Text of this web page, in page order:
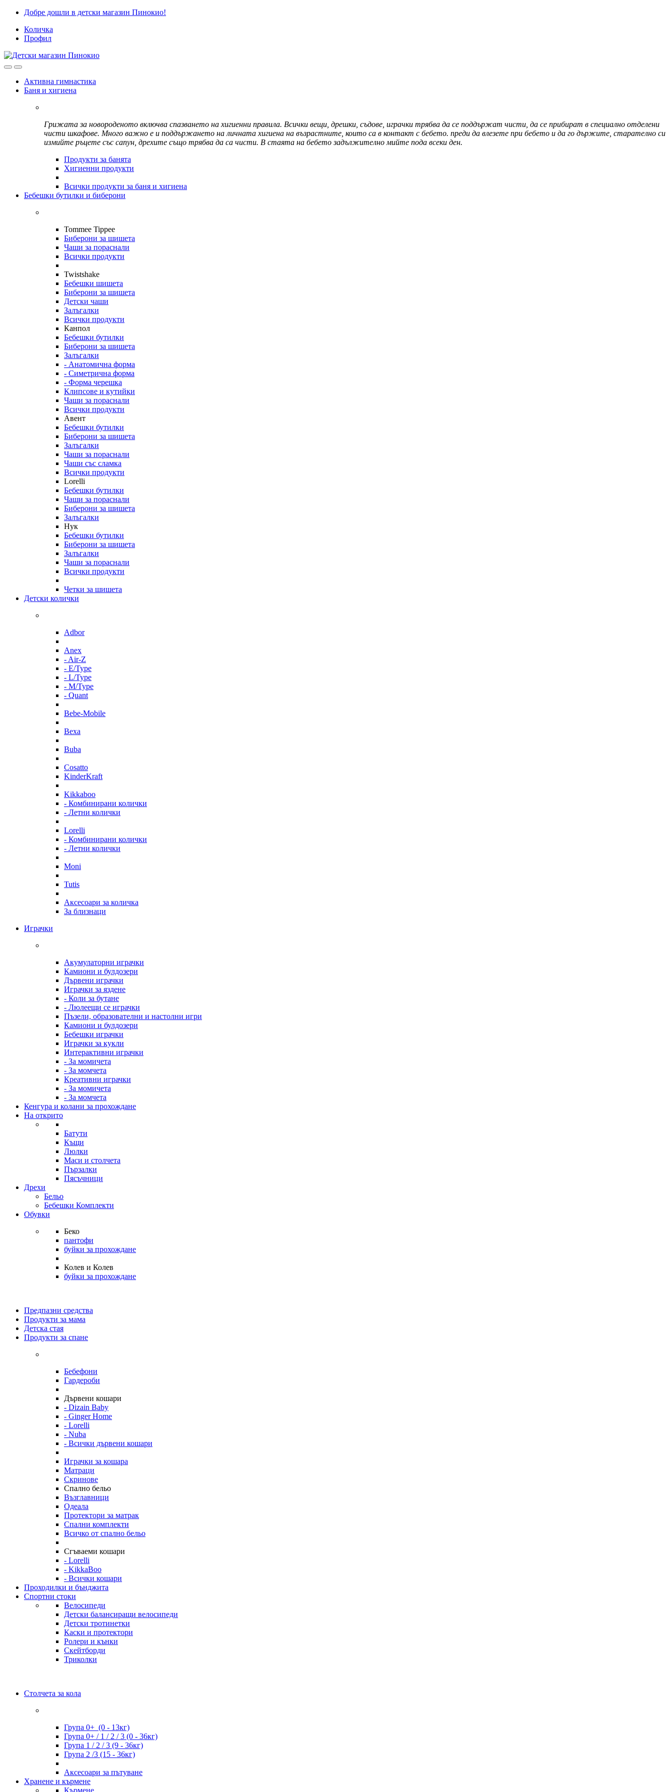
Skip
navigation
Skip
content
Добре дошли в детски магазин Пинокио!
Количка
Профил
Активна гимнастика
Баня и хигиена
Грижата за новороденото включва спазването на хигиенни правила. Всички вещи, дрешки, съдове, играчки трябва да се поддържат чисти, да се прибират в специално отделени
чисти шкафове. Много важно е и поддържането на личната хигиена на възрастните, които са в контакт с бебето. преди да влезете при бебето и да го държите, старателно си
измийте ръцете със сапун, дрехите също трябва да са чисти. В стаята на бебето задължително мийте пода всеки ден.
Продукти за банята
Хигиенни продукти
Всички продукти за баня и хигиена
Бебешки бутилки и биберони
Tommee Tippee
Биберони за шишета
Чаши за пораснали
Всички продукти
Twistshake
Бебешки шишета
Биберони за шишета
Детски чаши
Залъгалки
Всички продукти
Канпол
Бебешки бутилки
Биберони за шишета
Залъгалки
- Анатомична форма
- Симетрична форма
- Форма черешка
Клипсове и кутийки
Чаши за пораснали
Всички продукти
Авент
Бебешки бутилки
Биберони за шишета
Залъгалки
Чаши за пораснали
Чаши със сламка
Всички продукти
Lorelli
Бебешки бутилки
Чаши за пораснали
Биберони за шишета
Залъгалки
Нук
Бебешки бутилки
Биберони за шишета
Залъгалки
Чаши за пораснали
Всички продукти
Четки за шишета
Детски колички
Adbor
Anex
- Air-Z
- E/Type
- L/Type
- M/Type
- Quant
Bebe-Mobile
Bexa
Buba
Cosatto
KinderKraft
Kikkaboo
- Комбинирани колички
- Летни колички
Lorelli
- Комбинирани колички
- Летни колички
Moni
Tutis
Аксесоари за количка
За близнаци
Играчки
Акумулаторни играчки
Камиони и булдозери
Дървени играчки
Играчки за яздене
- Коли за бутане
- Люлеещи се играчки
Пъзели, образователни и настолни игри
Камиони и булдозери
Бебешки играчки
Играчки за кукли
Интерактивни играчки
- За момичета
- За момчета
Креативни играчки
- За момичета
- За момчета
Кенгура и колани за прохождане
На открито
Батути
Къщи
Люлки
Маси и столчета
Пързалки
Пясъчници
Дрехи
Бельо
Бебешки Комплекти
Обувки
Беко
пантофи
буйки за прохождане
Колев и Колев
буйки за прохождане
Предпазни средства
Продукти за мама
Детска стая
Продукти за спане
Бебефони
Гардероби
Дървени кошари
- Dizain Baby
- Ginger Home
- Lorelli
- Nuba
- Всички дървени кошари
Играчки за кошара
Матраци
Скринове
Спално бельо
Възглавници
Одеала
Протектори за матрак
Спални комплекти
Всичко от спално бельо
Сгъваеми кошари
- Lorelli
- KikkaBoo
- Всички кошари
Проходилки и бънджита
Спортни стоки
Велосипеди
Детски балансиращи велосипеди
Детски тротинетки
Каски и протектори
Ролери и кънки
Скейтборди
Триколки
Столчета за кола
Група 0+ (0 - 13кг)
Група 0+ / 1 / 2 / 3 (0 - 36кг)
Група 1 / 2 / 3 (9 - 36кг)
Група 2 /3 (15 - 36кг)
Аксесоари за пътуване
Хранене и кърмене
Кърмене